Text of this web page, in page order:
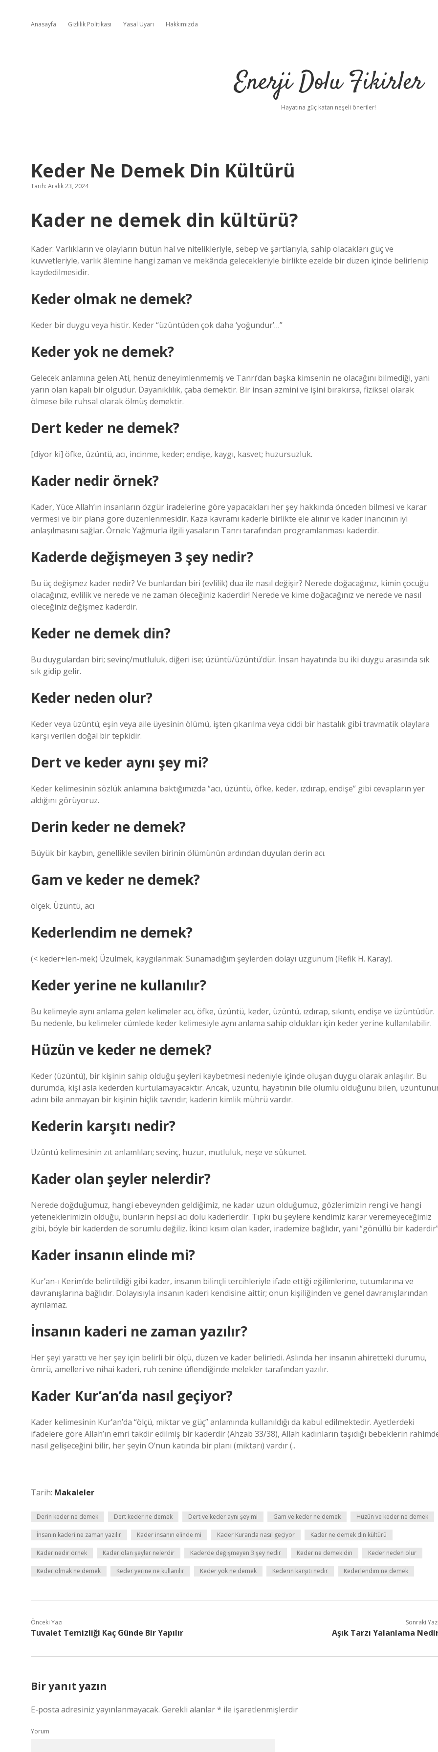
Anasayfa Gizlilik Politikası Yasal Uyarı Hakkımızda
Enerji Dolu Fikirler
Hayatına güç katan neşeli öneriler!
Keder Ne Demek Din Kültürü
Tarih: Aralık 23, 2024
Kader ne demek din kültürü?
Kader: Varlıkların ve olayların bütün hal ve nitelikleriyle, sebep ve şartlarıyla, sahip olacakları güç ve
kuvvetleriyle, varlık âlemine hangi zaman ve mekânda gelecekleriyle birlikte ezelde bir düzen içinde belirlenip
kaydedilmesidir.
Keder olmak ne demek?
Keder bir duygu veya histir. Keder “üzüntüden çok daha ‘yoğundur’…”
Keder yok ne demek?
Gelecek anlamına gelen Ati, henüz deneyimlenmemiş ve Tanrı’dan başka kimsenin ne olacağını bilmediği, yani
yarın olan kapalı bir olgudur. Dayanıklılık, çaba demektir. Bir insan azmini ve işini bırakırsa, fiziksel olarak
ölmese bile ruhsal olarak ölmüş demektir.
Dert keder ne demek?
[diyor ki] öfke, üzüntü, acı, incinme, keder; endişe, kaygı, kasvet; huzursuzluk.
Kader nedir örnek?
Kader, Yüce Allah’ın insanların özgür iradelerine göre yapacakları her şey hakkında önceden bilmesi ve karar
vermesi ve bir plana göre düzenlenmesidir. Kaza kavramı kaderle birlikte ele alınır ve kader inancının iyi
anlaşılmasını sağlar. Örnek: Yağmurla ilgili yasaların Tanrı tarafından programlanması kaderdir.
Kaderde değişmeyen 3 şey nedir?
Bu üç değişmez kader nedir? Ve bunlardan biri (evlilik) dua ile nasıl değişir? Nerede doğacağınız, kimin çocuğu
olacağınız, evlilik ve nerede ve ne zaman öleceğiniz kaderdir! Nerede ve kime doğacağınız ve nerede ve nasıl
öleceğiniz değişmez kaderdir.
Keder ne demek din?
Bu duygulardan biri; sevinç/mutluluk, diğeri ise; üzüntü/üzüntü’dür. İnsan hayatında bu iki duygu arasında sık
sık gidip gelir.
Keder neden olur?
Keder veya üzüntü; eşin veya aile üyesinin ölümü, işten çıkarılma veya ciddi bir hastalık gibi travmatik olaylara
karşı verilen doğal bir tepkidir.
Dert ve keder aynı şey mi?
Keder kelimesinin sözlük anlamına baktığımızda “acı, üzüntü, öfke, keder, ızdırap, endişe” gibi cevapların yer
aldığını görüyoruz.
Derin keder ne demek?
Büyük bir kaybın, genellikle sevilen birinin ölümünün ardından duyulan derin acı.
Gam ve keder ne demek?
ölçek. Üzüntü, acı
Kederlendim ne demek?
(< keder+len-mek) Üzülmek, kaygılanmak: Sunamadığım şeylerden dolayı üzgünüm (Refik H. Karay).
Keder yerine ne kullanılır?
Bu kelimeyle aynı anlama gelen kelimeler acı, öfke, üzüntü, keder, üzüntü, ızdırap, sıkıntı, endişe ve üzüntüdür.
Bu nedenle, bu kelimeler cümlede keder kelimesiyle aynı anlama sahip oldukları için keder yerine kullanılabilir.
Hüzün ve keder ne demek?
Keder (üzüntü), bir kişinin sahip olduğu şeyleri kaybetmesi nedeniyle içinde oluşan duygu olarak anlaşılır. Bu
durumda, kişi asla kederden kurtulamayacaktır. Ancak, üzüntü, hayatının bile ölümlü olduğunu bilen,
adını bile anmayan bir kişinin hiçlik tavrıdır; kaderin kimlik mührü vardır.
Kederin karşıtı nedir?
Üzüntü kelimesinin zıt anlamlıları; sevinç, huzur, mutluluk, neşe ve sükunet.
Kader olan şeyler nelerdir?
Nerede doğduğumuz, hangi ebeveynden geldiğimiz, ne kadar uzun olduğumuz, gözlerimizin rengi ve hangi
yeteneklerimizin olduğu, bunların hepsi acı dolu kaderlerdir. Tıpkı bu şeylere kendimiz karar veremeyeceğimiz
gibi, böyle bir kaderden de sorumlu değiliz. İkinci kısım olan kader, irademize bağlıdır, yani “gönüllü bir
Kader insanın elinde mi?
Kur’an-ı Kerim’de belirtildiği gibi kader, insanın bilinçli tercihleriyle ifade ettiği eğilimlerine, tutumlarına ve
davranışlarına bağlıdır. Dolayısıyla insanın kaderi kendisine aittir; onun kişiliğinden ve genel davranışlarından
ayrılamaz.
İnsanın kaderi ne zaman yazılır?
Her şeyi yarattı ve her şey için belirli bir ölçü, düzen ve kader belirledi. Aslında her insanın ahiretteki durumu,
ömrü, amelleri ve nihai kaderi, ruh cenine üflendiğinde melekler tarafından yazılır.
Kader Kur’an’da nasıl geçiyor?
Kader kelimesinin Kur’an’da “ölçü, miktar ve güç” anlamında kullanıldığı da kabul edilmektedir. Ayetlerdeki
ifadelere göre Allah’ın emri takdir edilmiş bir kaderdir (Ahzab 33/38), Allah kadınların taşıdığı bebeklerin
nasıl gelişeceğini bilir, her şeyin O’nun katında bir planı (miktarı) vardır (..
Tarih: Makaleler
Derin keder ne demek Dert keder ne demek Dert ve keder aynı şey mi Gam ve keder ne demek Hüzün ve keder ne demek
İnsanın kaderi ne zaman yazılır Kader insanın elinde mi Kader Kuranda nasıl geçiyor Kader ne demek din kültürü
Kader nedir örnek Kader olan şeyler nelerdir Kaderde değişmeyen 3 şey nedir Keder ne demek din Keder neden olur
Keder olmak ne demek Keder yerine ne kullanılır Keder yok ne demek Kederin karşıtı nedir Kederlendim ne demek
Önceki Yazı
Tuvalet Temizliği Kaç Günde Bir Yapılır
Sonraki
Aşık Tarzı Yalanlama
Bir yanıt yazın
E-posta adresiniz yayınlanmayacak. Gerekli alanlar* ile işaretlenmişlerdir
Yorum